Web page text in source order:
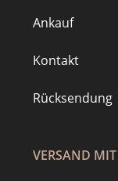
Ankauf
Kontakt
Rücksendung
VERSAND MIT